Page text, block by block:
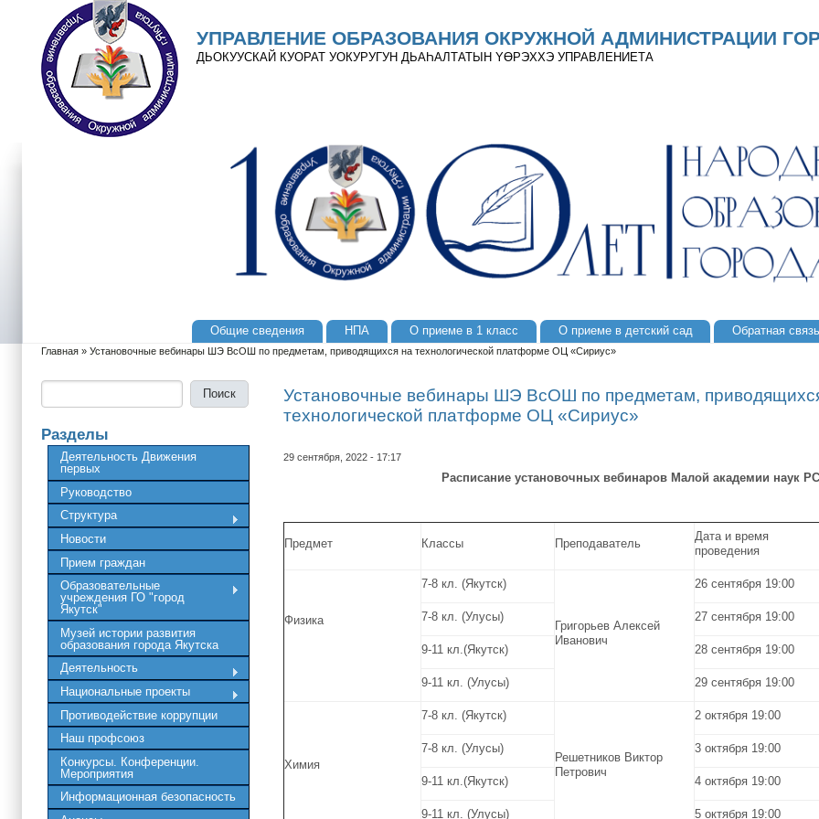
Перейти к основному содержанию
Skip to search
УПРАВЛЕНИЕ ОБРАЗОВАНИЯ ОКРУЖНОЙ АДМИНИСТРАЦИИ
ДЬОКУУСКАЙ КУОРАТ УОКУРУГУН ДЬАҺАЛТАТЫН YӨРЭХХЭ УПРАВЛЕНИЕТА
Общие сведения НПА О приеме в 1 класс О приеме в детский сад Обратная
Вы здесь
Главная » Установочные вебинары ШЭ ВсОШ по предметам, приводящихся на технологической платформе ОЦ «Сириус»
Разделы
Деятельность Движения
первых
Руководство
Структура
Новости
Прием граждан
Образовательные
учреждения ГО "город
Якутск"
Музей истории развития
образования города Якутска
Деятельность
Национальные проекты
Противодействие коррупции
Наш профсоюз
Конкурсы. Конференции.
Мероприятия
Информационная безопасность
Установочные вебинары ШЭ ВсОШ по предметам,
технологической платформе ОЦ «Сириус»
29 сентября, 2022 - 17:17
Расписание установочных вебинаров Малой академии наук
Предмет Классы Преподаватель
Дата и время
проведения
Физика
7-8 кл. (Якутск)
Григорьев Алексей
Иванович
26 сентября 19:00
7-8 кл. (Улусы) 27 сентября 19:00
9-11 кл.(Якутск) 28 сентября 19:00
9-11 кл. (Улусы) 29 сентября 19:00
Химия
7-8 кл. (Якутск)
Решетников Виктор
Петрович
2 октября 19:00
7-8 кл. (Улусы) 3 октября 19:00
9-11 кл.(Якутск) 4 октября 19:00
9-11 кл. (Улусы) 5 октября 19:00